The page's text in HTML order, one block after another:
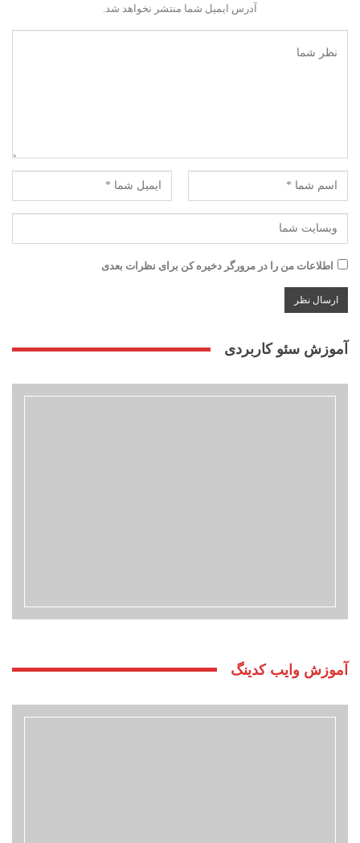
آدرس ایمیل شما منتشر نخواهد شد.
اطلاعات من را در مرورگر دخیره کن برای نظرات بعدی
آموزش سئو کاربردی
آموزش وایب کدینگ